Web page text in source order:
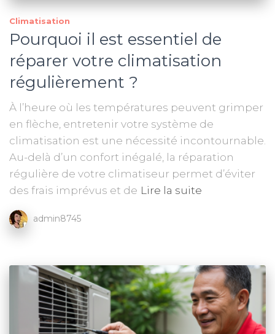
Climatisation
Pourquoi il est essentiel de
réparer votre climatisation
régulièrement ?
À l’heure où les températures peuvent grimper
en flèche, entretenir votre système de
climatisation est une nécessité incontournable.
Au-delà d’un confort inégalé, la réparation
régulière de votre climatiseur permet d’éviter
des frais imprévus et de Lire la suite
admin8745